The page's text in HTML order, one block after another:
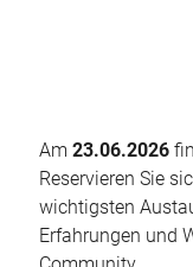
Am23.06.2026
Reservieren Sie
wichtigsten
Erfahrungen und